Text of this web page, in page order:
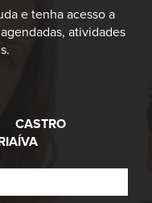
e tenha acesso a
atividades
CASTRO